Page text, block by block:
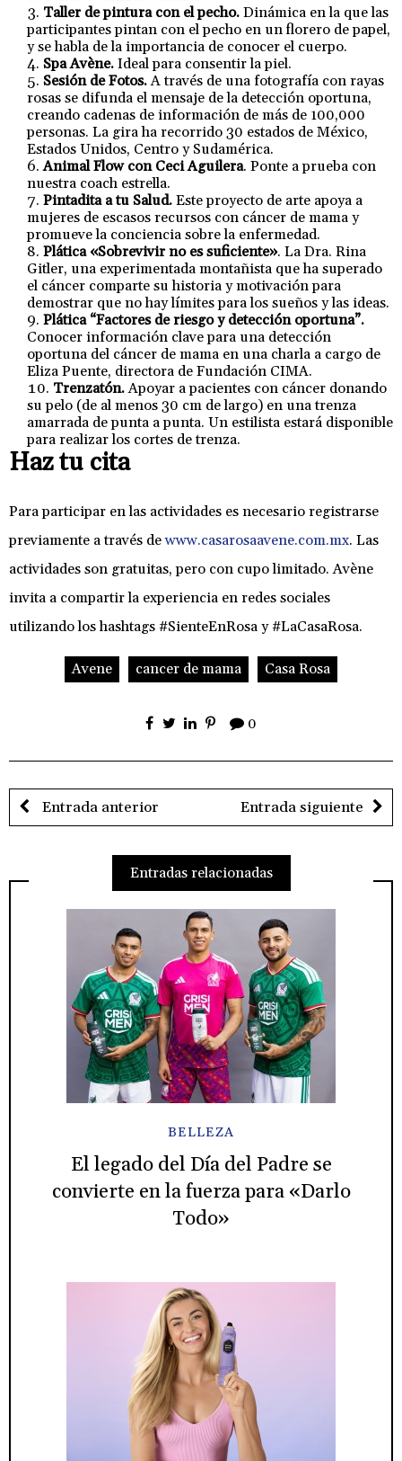
Taller de pintura con el pecho. Dinámica en la que las
participantes pintan con el pecho en un florero de papel,
y se habla de la importancia de conocer el cuerpo.
Spa Avène. Ideal para consentir la piel.
Sesión de Fotos.A través de una fotografía con rayas
rosas se difunda el mensaje de la detección oportuna,
creando cadenas de información de más de 100,000
personas. La gira ha recorrido 30 estados de México,
Estados Unidos, Centro y Sudamérica.
Animal Flow con Ceci Aguilera. Ponte a prueba con
nuestra coach estrella.
Pintadita a tu Salud. Este proyecto de arte apoya a
mujeres de escasos recursos con cáncer de mama y
promueve la conciencia sobre la enfermedad.
Plática «Sobrevivir no es suficiente». La Dra. Rina
Gitler, una experimentada montañista que ha superado
el cáncer comparte su historia y motivación para
demostrar que no hay límites para los sueños y las ideas.
Plática “Factores de riesgo y detección oportuna”.
Conocer información clave para una detección
oportuna del cáncer de mama en una charla a cargo de
Eliza Puente, directora de Fundación CIMA.
Trenzatón.Apoyar a pacientes con cáncer donando
su pelo (de al menos 30 cm de largo) en una trenza
amarrada de punta a punta. Un estilista estará disponible
para realizar los cortes de trenza.
Haz tu cita
Para participar en las actividades es necesario registrarse
previamente a través dewww.casarosaavene.com.mx. Las
actividades son gratuitas, pero con cupo limitado. Avène
invita a compartir la experiencia en redes sociales
utilizando los hashtags #SienteEnRosa y #LaCasaRosa.
Avene cancer de mama Casa Rosa
0
Entrada anterior Entrada siguiente
Entradas relacionadas
BELLEZA
El legado del Día del Padre se
convierte en la fuerza para «Darlo
Todo»